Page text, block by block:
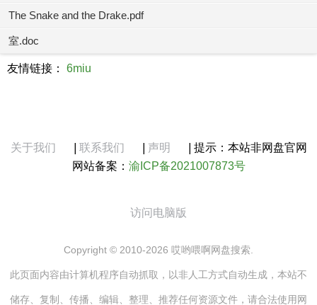
The Snake and the Drake.pdf
室.doc
友情链接： 6miu
关于我们 联系我们 声明
提示：本站非网盘官网
网站备案： 渝ICP备2021007873号
访问电脑版
Copyright © 2010-2026 哎哟喂啊网盘搜索.
此页面内容由计算机程序自动抓取，以非人工方式自动生成，本站不
储存、复制、传播、编辑、整理、推荐任何资源文件，请合法使用网